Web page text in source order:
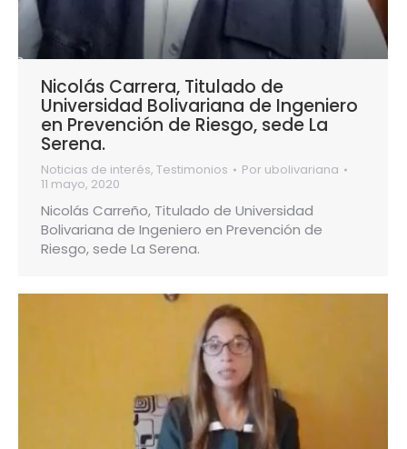
Nicolás Carrera, Titulado de
Universidad Bolivariana de Ingeniero
en Prevención de Riesgo, sede La
Serena.
Noticias de interés, Testimonios Por ubolivariana
11 mayo, 2020
Nicolás Carreño, Titulado de Universidad
Bolivariana de Ingeniero en Prevención de
Riesgo, sede La Serena.